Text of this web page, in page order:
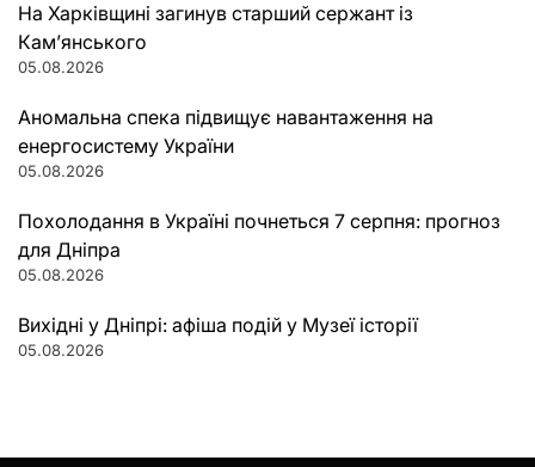
На Харківщині загинув старший сержант із
Кам’янського
05.08.2026
Аномальна спека підвищує навантаження на
енергосистему України
05.08.2026
Похолодання в Україні почнеться 7 серпня: прогноз
для Дніпра
05.08.2026
Вихідні у Дніпрі: афіша подій у Музеї історії
05.08.2026